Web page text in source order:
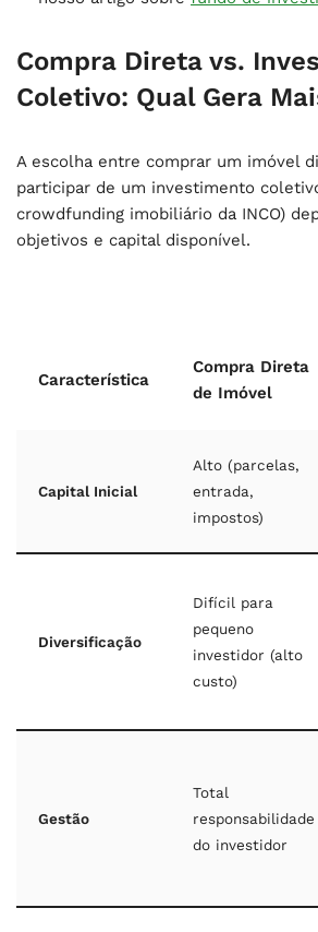
Compra Direta vs.
Coletivo: Qual Gera
A escolha entre comprar um imóvel
participar de um investimento
crowdfunding imobiliário da INCO)
objetivos e capital disponível.
Característica
Compra Direta
de Imóvel
Capital Inicial
Alto (parcelas,
entrada,
impostos)
Diversificação
Difícil para
pequeno
investidor (alto
custo)
Gestão
Total
responsabilidade
do investidor